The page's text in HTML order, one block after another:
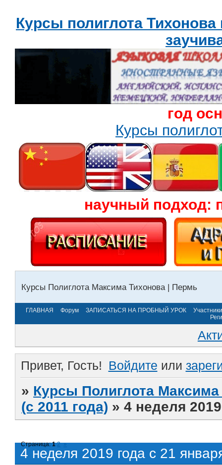
Курсы полиглота
год
Курсы
научный подход:
Курсы Полиглота Максима Тихонова | Пермь
ГЛАВНАЯ Форум ЗАПИСАТЬСЯ НА ПРОБНЫЙ УРОК
Участники
Привет, Гость! Войдите или
» Курсы Полиглота
(с 2011 года) »4 неделя
4 неделя 2019 года с 21
Страница:1 2 »